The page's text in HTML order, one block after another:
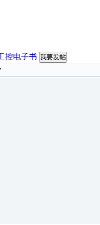
控电子书 我要发帖